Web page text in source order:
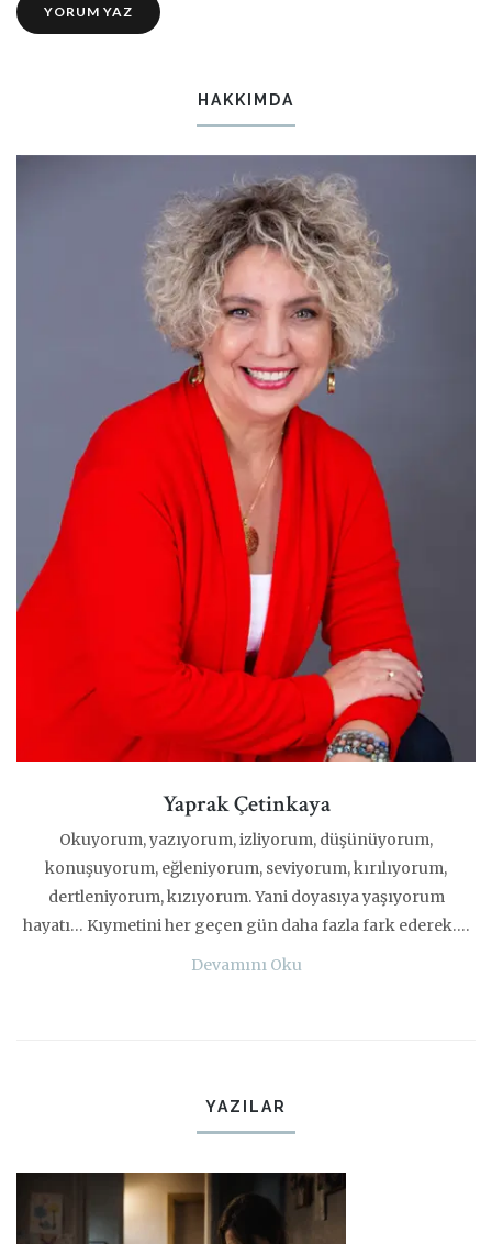
HAKKIMDA
Yaprak Çetinkaya
Okuyorum, yazıyorum, izliyorum, düşünüyorum,
konuşuyorum, eğleniyorum, seviyorum, kırılıyorum,
dertleniyorum, kızıyorum. Yani doyasıya yaşıyorum
hayatı… Kıymetini her geçen gün daha fazla fark ederek….
Devamını Oku
YAZILAR